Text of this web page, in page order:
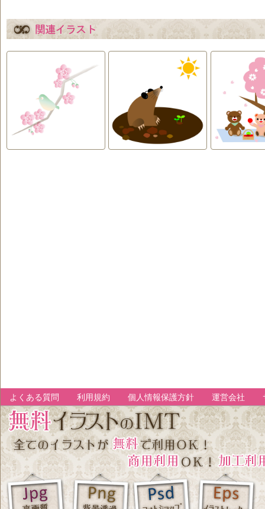
よくある質問 利用規約 個人情報保護方針 運営会社